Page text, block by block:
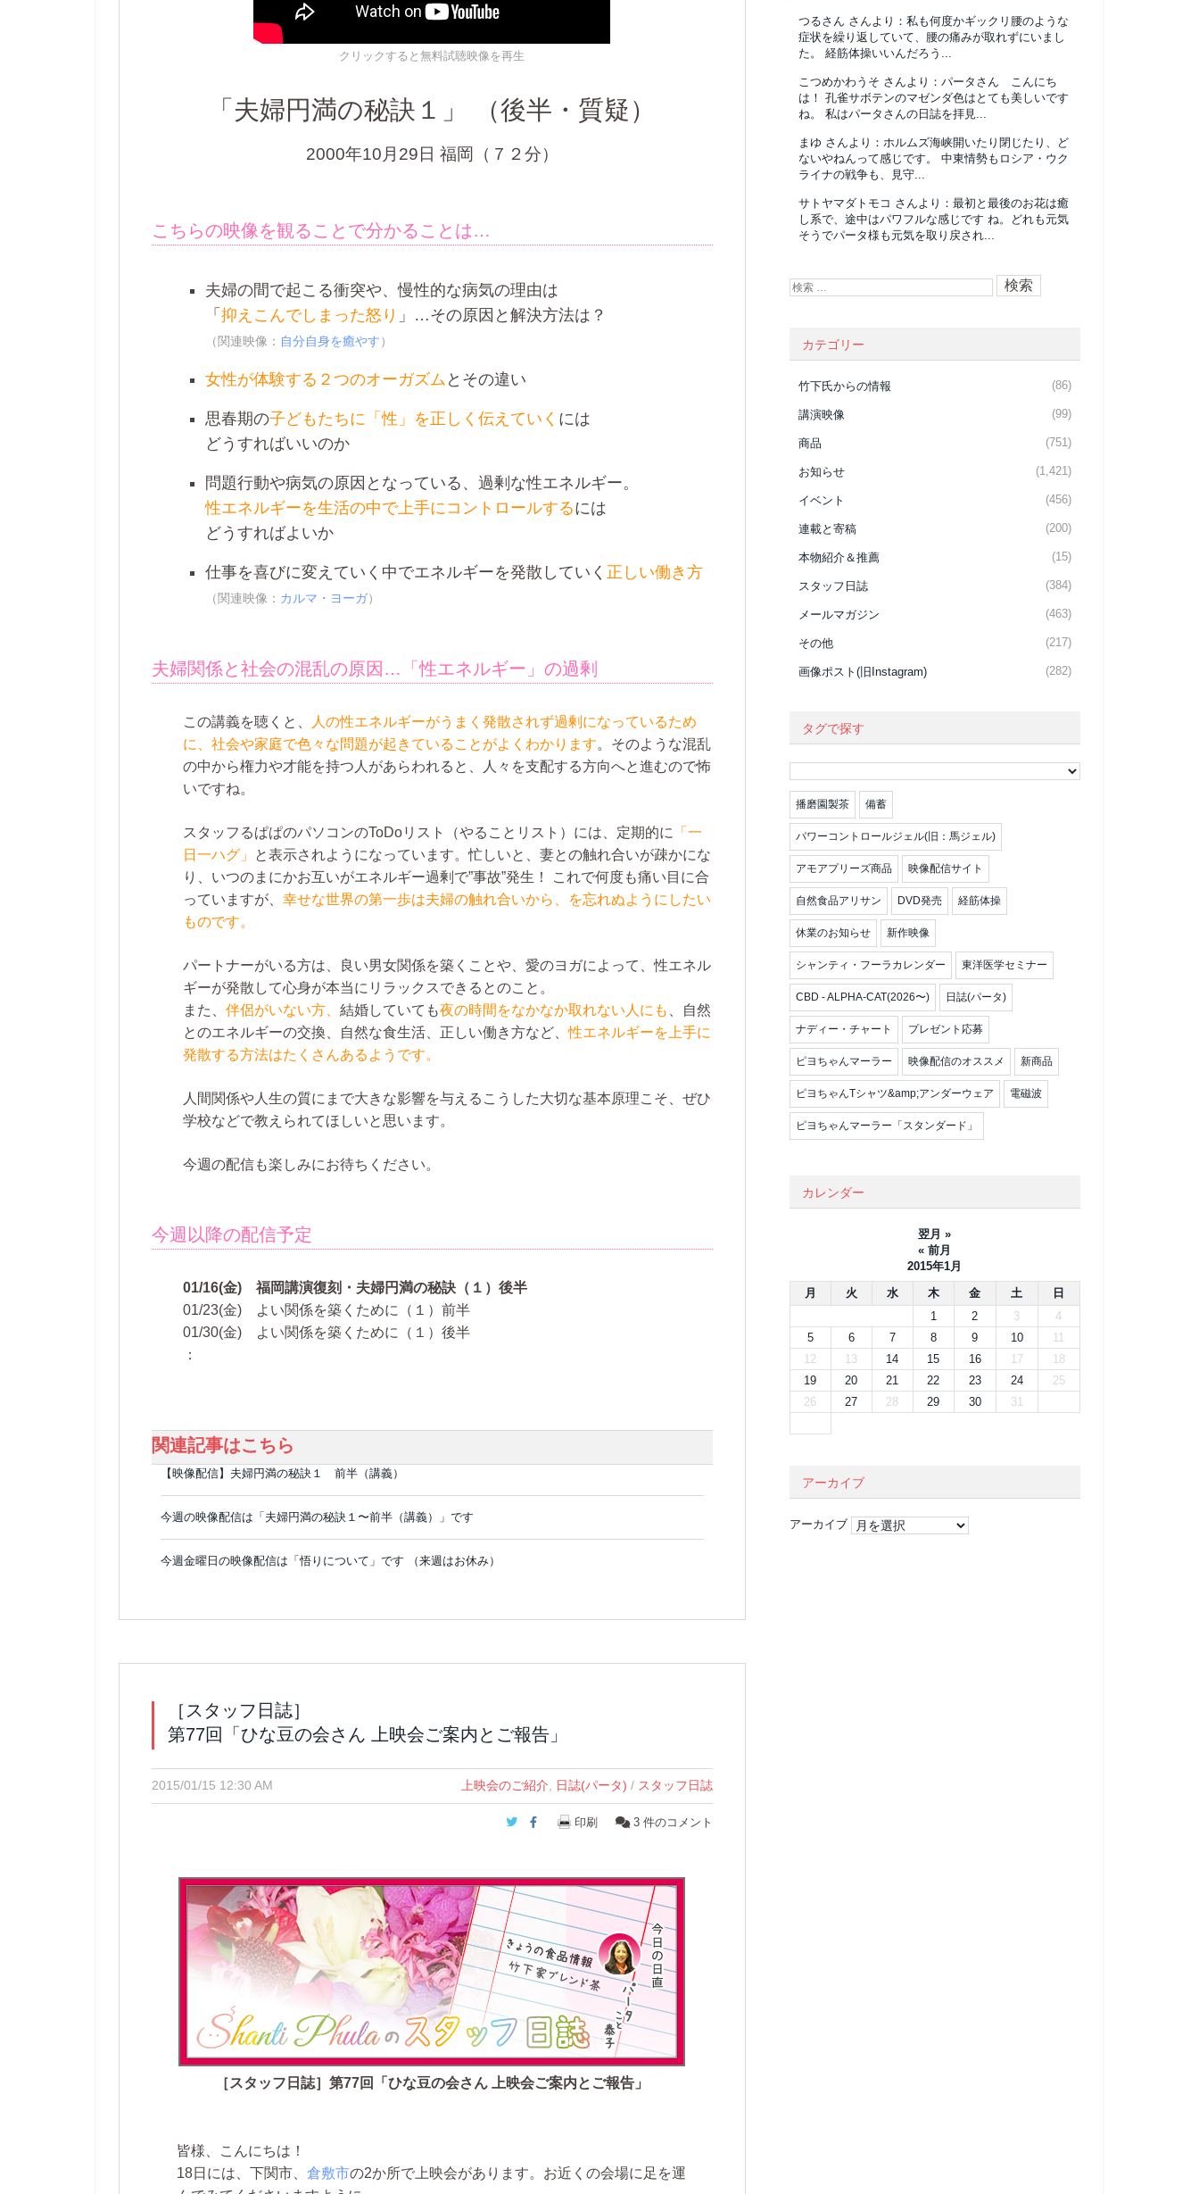
クリックすると無料試聴映像を再生
「夫婦円満の秘訣１」 （後半・質疑）
2000年10月29日 福岡（７２分）
こちらの映像を観ることで分かることは…
夫婦の間で起こる衝突や、慢性的な病気の理由は
「 抑えこんでしまった怒り 」…その原因と解決方法は？
（関連映像： 自分自身を癒やす）
女性が体験する２つのオーガズム とその違い
思春期の子どもたちに「性」を正しく伝えていく には
どうすればいいのか
問題行動や病気の原因となっている、過剰な性エネルギー。
性エネルギーを生活の中で上手にコントロールするには
どうすればよいか
仕事を喜びに変えていく中でエネルギーを発散していく 正しい働き方
（関連映像： カルマ・ヨーガ）
夫婦関係と社会の混乱の原因…「性エネルギー」の過剰
この講義を聴くと、
人の性エネルギーがうまく発散されず過剰になっているため
に、社会や家庭で色々な問題が起きていることがよくわかります。そのような混乱
の中から権力や才能を持つ人があらわれると、人々を支配する方向へと進むので怖
いですね。
スタッフるぱぱのパソコンのToDoリスト（やることリスト）には、定期的に
「一
日一ハグ」
と表示されようになっています。忙しいと、妻との触れ合いが疎かにな
り、いつのまにかお互いがエネルギー過剰で”事故”発生！ これで何度も痛い目に合
っていますが、 幸せな世界の第一歩は夫婦の触れ合いから、を忘れぬようにしたい
ものです。
パートナーがいる方は、良い男女関係を築くことや、愛のヨガによって、性エネル
ギーが発散して心身が本当にリラックスできるとのこと。
また、 伴侶がいない方、 結婚していても夜の時間をなかなか取れない人にも
、自然
とのエネルギーの交換、自然な食生活、正しい働き方など、性エネルギーを上手に
発散する方法はたくさんあるようです。
人間関係や人生の質にまで大きな影響を与えるこうした大切な基本原理こそ、ぜひ
学校などで教えられてほしいと思います。
今週の配信も楽しみにお待ちください。
今週以降の配信予定
01/16(金) 福岡講演復刻・夫婦円満の秘訣（１）後半
01/23(金) よい関係を築くために（１）前半
01/30(金) よい関係を築くために（１）後半
：
関連記事はこちら
【映像配信】夫婦円満の秘訣１ 前半（講義）
今週の映像配信は「夫婦円満の秘訣１〜前半（講義）」です
今週金曜日の映像配信は「悟りについて」です （来週はお休み）
［スタッフ日誌］
第77回「ひな豆の会さん 上映会ご案内とご報告」
2015/01/15 12:30 AM 上映会のご紹介 日誌(パータ) / スタッフ日誌
Twitter
Facebook
印刷 3件のコメント
［スタッフ日誌］第77回「ひな豆の会さん 上映会ご案内とご報告」
皆様、こんにちは！
18日には、下関市、 倉敷市の2か所で上映会があります。お近くの会場に足を運
つるさん さんより： 私も何度かギックリ腰のような
症状を繰り返していて、腰の痛みが取れずにいまし
た。 経筋体操いいんだろう...
こつめかわうそ さんより： パータさん こんにち
は！ 孔雀サボテンのマゼンダ色はとても美しいです
ね。 私はパータさんの日誌を拝見...
まゆ さんより： ホルムズ海峡開いたり閉じたり、ど
ないやねんって感じです。 中東情勢もロシア・ウク
ライナの戦争も、見守...
サトヤマダトモコ さんより： 最初と最後のお花は癒
し系で、途中はパワフルな感じです ね。どれも元気
そうでパータ様も元気を取り戻され...
カテゴリー
竹下氏からの情報 (86)
講演映像 (99)
商品 (751)
お知らせ (1,421)
イベント (456)
連載と寄稿 (200)
本物紹介＆推薦 (15)
スタッフ日誌 (384)
メールマガジン (463)
その他 (217)
画像ポスト(旧Instagram) (282)
タグで探す
播磨園製茶 備蓄
パワーコントロールジェル(旧：馬ジェル)
アモアプリーズ商品 映像配信サイト
自然食品アリサン DVD発売 経筋体操
休業のお知らせ 新作映像
シャンティ・フーラカレンダー 東洋医学セミナー
CBD - ALPHA-CAT(2026〜) 日誌(パータ)
ナディー・チャート プレゼント応募
ピヨちゃんマーラー 映像配信のオススメ 新商品
ピヨちゃんTシャツ&amp;アンダーウェア 電磁波
ピヨちゃんマーラー「スタンダード」
カレンダー
翌月 »
« 前月
2015年1月
月
火 水 木 金 土
日
1
2 3
4
5
6 7 8 9 10
11
12
13 14 15 16 17
18
19
20 21 22 23 24
25
26
27 28 29 30 31
アーカイブ
アーカイブ